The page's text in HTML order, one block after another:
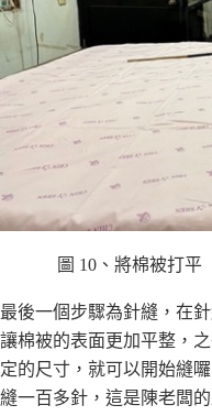
圖 10、將棉被打
最後⼀個步驟為針縫，在
讓棉被的表⾯更加平整，
定的尺⼨，就可以開始縫
縫⼀百多針，這是陳老闆